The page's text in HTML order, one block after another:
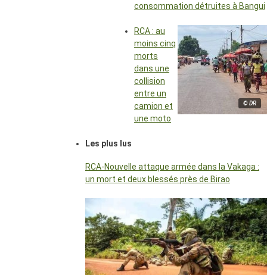
consommation détruites à Bangui
© DR
RCA : au
moins cinq
morts
dans une
collision
entre un
camion et
une moto
Les plus lus
RCA-Nouvelle attaque armée dans la Vakaga :
un mort et deux blessés près de Birao